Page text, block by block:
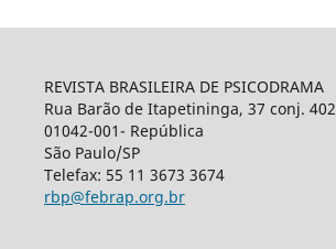
REVISTA BRASILEIRA DE PSICODRAMA
Rua Barão de Itapetininga, 37 conj. 402
01042-001- República
São Paulo/SP
Telefax: 55 11 3673 3674
rbp@febrap.org.br